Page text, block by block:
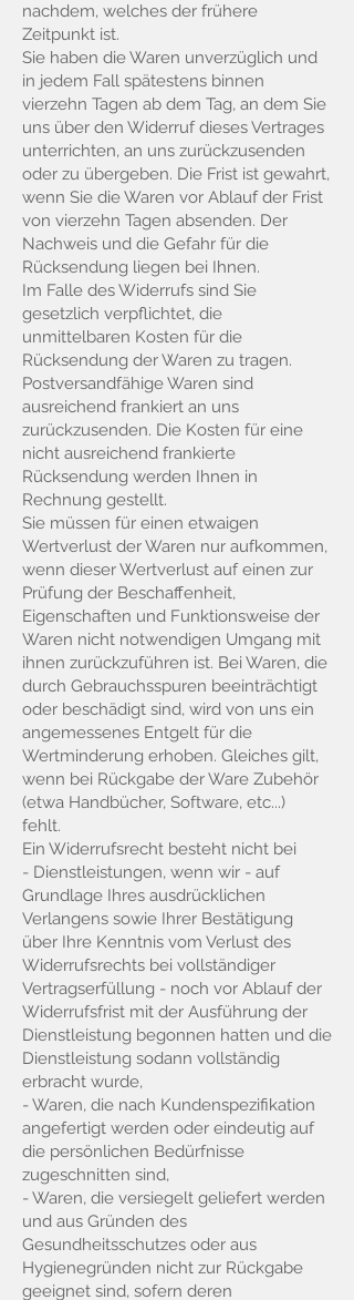
nachdem, welches der frühere
Zeitpunkt ist.
Sie haben die Waren unverzüglich und
in jedem Fall spätestens binnen
vierzehn Tagen ab dem Tag, an dem Sie
uns über den Widerruf dieses Vertrages
unterrichten, an uns zurückzusenden
oder zu übergeben. Die Frist ist gewahrt,
wenn Sie die Waren vor Ablauf der Frist
von vierzehn Tagen absenden. Der
Nachweis und die Gefahr für die
Rücksendung liegen bei Ihnen.
Im Falle des Widerrufs sind Sie
gesetzlich verpflichtet, die
unmittelbaren Kosten für die
Rücksendung der Waren zu tragen.
Postversandfähige Waren sind
ausreichend frankiert an uns
zurückzusenden. Die Kosten für eine
nicht ausreichend frankierte
Rücksendung werden Ihnen in
Rechnung gestellt.
Sie müssen für einen etwaigen
Wertverlust der Waren nur aufkommen,
wenn dieser Wertverlust auf einen zur
Prüfung der Beschaffenheit,
Eigenschaften und Funktionsweise der
Waren nicht notwendigen Umgang mit
ihnen zurückzuführen ist. Bei Waren, die
durch Gebrauchsspuren beeinträchtigt
oder beschädigt sind, wird von uns ein
angemessenes Entgelt für die
Wertminderung erhoben. Gleiches gilt,
wenn bei Rückgabe der Ware Zubehör
(etwa Handbücher, Software, etc...)
fehlt.
Ein Widerrufsrecht besteht nicht bei
- Dienstleistungen, wenn wir - auf
Grundlage Ihres ausdrücklichen
Verlangens sowie Ihrer Bestätigung
über Ihre Kenntnis vom Verlust des
Widerrufsrechts bei vollständiger
Vertragserfüllung - noch vor Ablauf der
Widerrufsfrist mit der Ausführung der
Dienstleistung begonnen hatten und die
Dienstleistung sodann vollständig
erbracht wurde,
- Waren, die nach Kundenspezifikation
angefertigt werden oder eindeutig auf
die persönlichen Bedürfnisse
zugeschnitten sind,
- Waren, die versiegelt geliefert werden
und aus Gründen des
Gesundheitsschutzes oder aus
Hygienegründen nicht zur Rückgabe
geeignet sind, sofern deren